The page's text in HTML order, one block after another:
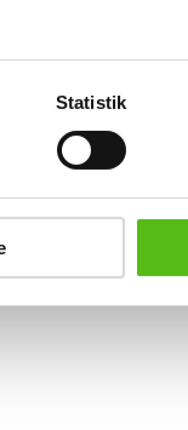
Statistik
i din email.